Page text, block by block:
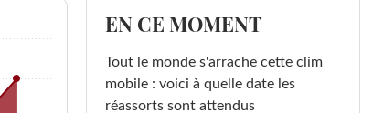
EN CE MOMENT
Tout le monde s'arrache cette clim
mobile : voici à quelle date les
réassorts sont attendus